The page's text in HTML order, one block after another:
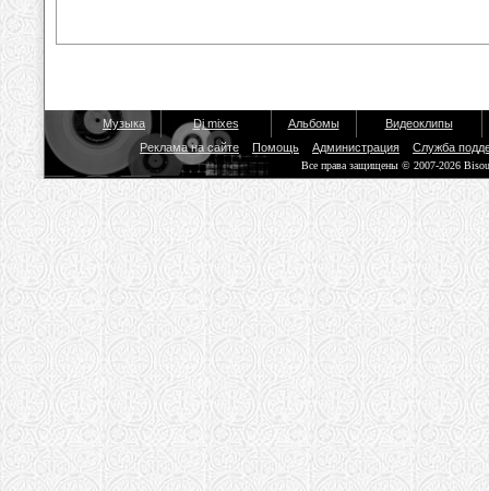
Музыка Dj mixes Альбомы
Видеоклипы
Реклама на сайте
Помощь Администрация Служба
Все права защищены © 2007-2026